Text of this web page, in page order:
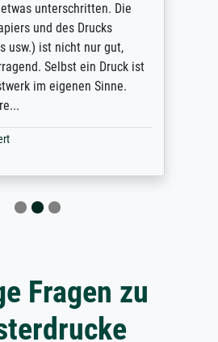
unterschritten. Die
und des Drucks
usw.) ist nicht nur gut,
Selbst ein Druck ist
im eigenen Sinne.
Fragen zu